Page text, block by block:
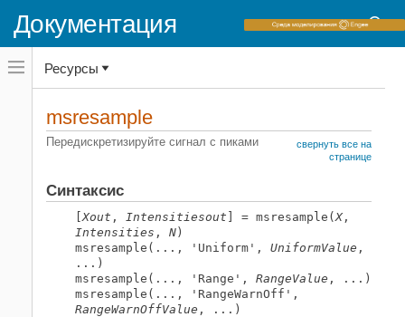
Документация
Переключатель
навигационного
меню
переключатель
навигационного
Bioinformatics Toolbox
msresample
НА ЭТОЙ СТРАНИЦЕ
Ресурсы
msresample
Передискретизируйте сигнал с пиками
свернуть все на
странице
Синтаксис
[Xout , Intensitiesout ] = msresample(X,
Intensities , N )
msresample(..., 'Uniform', UniformValue ,
...)
msresample(..., 'Range', RangeValue , ...)
msresample(..., 'RangeWarnOff',
RangeWarnOffValue , ...)